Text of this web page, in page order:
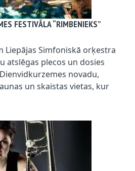
FESTIVĀLA “RIMBENIEKS”
Liepājas Simfoniskā orķestra
atslēgas plecos un dosies
novadu,
un skaistas vietas, kur